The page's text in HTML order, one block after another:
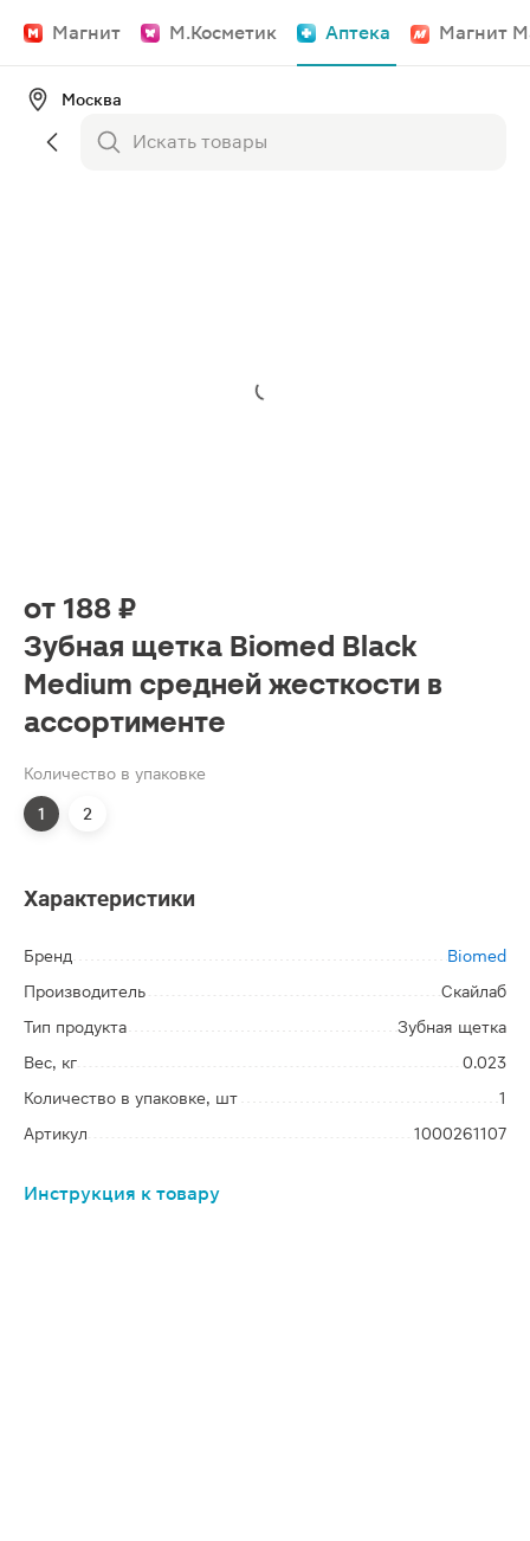
Магнит М.Косметик Аптека Магнит
Москва
от 188 ₽
Зубная щетка Biomed Black
Medium средней жесткости в
ассортименте
Количество в упаковке
1 2
Характеристики
Бренд
Biomed
Производитель
Скайлаб
Тип продукта
Зубная щетка
Вес, кг
0.023
Количество в упаковке, шт
1
Артикул
1000261107
Инструкция к товару